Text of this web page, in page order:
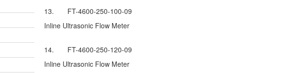
13. FT-4600-250-100-09
Inline Ultrasonic Flow Meter
14. FT-4600-250-120-09
Inline Ultrasonic Flow Meter